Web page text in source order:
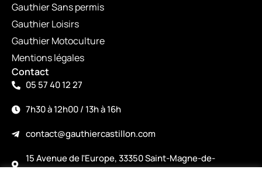
Gauthier Sans permis
Gauthier Loisirs
Gauthier Motoculture
Mentions légales
Contact
05 57 40 12 27
7h30 à 12h00 / 13h à 16h
contact@gauthiercastillon.com
15 Avenue de l'Europe, 33350 Saint-Magne-de-
Castillon